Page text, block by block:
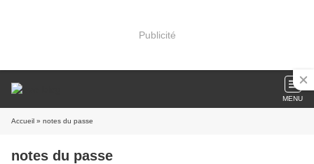
Publicité
MENU
Accueil » notes du passe
notes du passe